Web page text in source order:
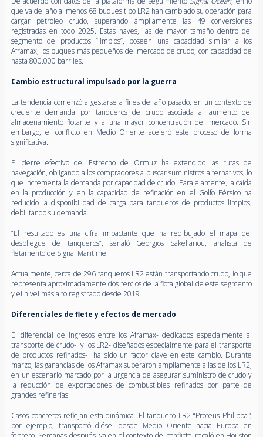
que va del año al menos 68 buques tipo LR2 han cambiado su operación para
cargar petróleo crudo, superando ampliamente las 49 conversiones
registradas en todo 2025. Estas naves, las de mayor tamaño dentro del
segmento de productos “limpios”, poseen una capacidad similar a los
Aframax, los buques más pequeños del mercado de crudo, con capacidad de
hasta 800.000 barriles.
Cambio estructural impulsado por la guerra
La tendencia comenzó a gestarse a fines del año pasado, en un contexto de
creciente demanda por tanqueros de crudo asociada al aumento del
almacenamiento flotante y a una mayor concentración del mercado. Sin
embargo, el conflicto en Medio Oriente aceleró este proceso de forma
significativa.
El cierre efectivo del Estrecho de Ormuz ha extendido las rutas de
navegación, obligando a los compradores a buscar suministros alternativos, lo
que incrementa la demanda por capacidad de crudo. Paralelamente, la caída
en la producción y en la capacidad de refinación en el Golfo Pérsico ha
reducido la disponibilidad de carga para tanqueros de productos limpios,
debilitando su demanda.
“El resultado es una cifra impactante que ha redibujado el mapa del
despliegue de tanqueros”, señaló Georgios Sakellariou, analista de
fletamento de Signal Maritime.
Actualmente, cerca de 296 tanqueros LR2 están transportando crudo, lo que
representa aproximadamente dos tercios de la flota global de este segmento
y el nivel más alto registrado desde 2019.
Diferenciales de flete y efectos de mercado
El diferencial de ingresos entre los Aframax- dedicados especialmente al
transporte de crudo- y los LR2- diseñados especialmente para el transporte
de productos refinados- ha sido un factor clave en este cambio. Durante
marzo, las ganancias de los Aframax superaron ampliamente a las de los LR2,
en un escenario marcado por la urgencia de asegurar suministro de crudo y
la reducción de exportaciones de combustibles refinados por parte de
grandes refinerías.
Casos concretos reflejan esta dinámica. El tanquero LR2 “Proteus Philippa”,
por ejemplo, transportó diésel desde Medio Oriente hacia Europa en